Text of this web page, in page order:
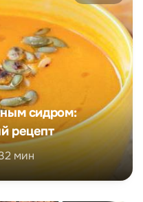
сидром:
рецепт
мин